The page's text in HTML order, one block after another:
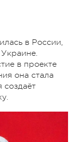
в России,
Украине.
в проекте
она стала
создаёт